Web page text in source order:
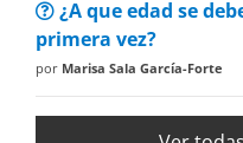
¿A que edad se
primera vez?
por Marisa Sala García-Forte